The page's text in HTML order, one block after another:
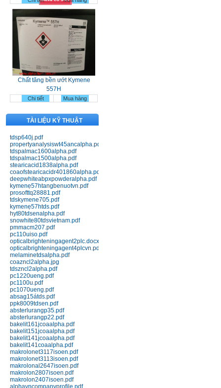
Chất tăng bền ướt Kymene
557H
Nhựa Bakelit 141; 141J black;
151J black; 151J red
Chi tiết Mua hàng
Nhựa Phenolic 141 (Bakelit) ép
đứng
Chi tiết
Nhựa Phenolic 141J (Bakelit) ép
phun
Chi tiết Mua hàng
TÀI LIỆU KỸ THUẬT
tdsp640j.pdf
propertyanalysiswt45ancalpha.pdf
tdspalmac1600alpha.pdf
tdspalmac1500alpha.pdf
stearicacid1838alpha.pdf
coaofstearicacidr401860alpha.pdf
deepwhiteabpxpowderalpha.pdf
kymenẹ57htangbenuotvn.pdf
prosofttq28881.pdf
tdskymene705.pdf
kymenẹ57htds.pdf
hyt80tdsenalpha.pdf
snowhite80tdsvietnam.pdf
pmmacm207.pdf
pc110uiso.pdf
opticalbrighteningagent2plc.docx
opticalbrighteningagent4plcvn.pdf
melaminetdsalpha.pdf
coazncl2alpha.jpg
tdszncl2alpha.pdf
pc1220ueng.pdf
pc1100u.pdf
pc1070ueng.pdf
absag15átds.pdf
ppk8009tdsen.pdf
absterlurangp35.pdf
absterlurangp22.pdf
bakelit161jcoaalpha.pdf
bakelit151jcoaalpha.pdf
bakelit141jcoaalpha.pdf
bakelit141coaalpha.pdf
makrolonet3117isoen.pdf
makrolonet3113isoen.pdf
makrolonal2647isoen.pdf
makrolon2807isoen.pdf
makrolon2407isoen.pdf
alphavncompanyprofile.pdf